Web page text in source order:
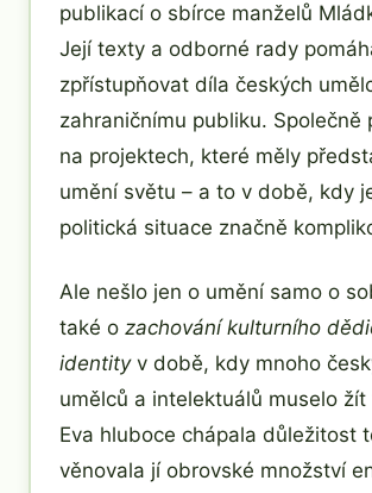
publikací o sbírce manželů
Její texty a odborné rady
zpřístupňovat díla českých
zahraničnímu publiku. Společně
na projektech, které měly
umění světu – a to v době, kdy
politická situace značně
Ale nešlo jen o umění samo o
také o zachování kulturního
identityv době, kdy mnoho
umělců a intelektuálů muselo žít
Eva hluboce chápala důležitost
věnovala jí obrovské množství